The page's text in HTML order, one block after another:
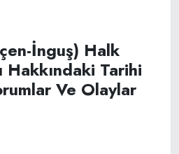
İnguş) Halk
Hakkındaki Tarihi
Ve Olaylar